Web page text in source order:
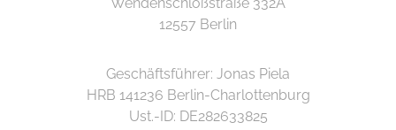
12557 Berlin
Geschäftsführer: Jonas Piela
HRB 141236 Berlin-Charlottenburg
Ust.-ID: DE282633825